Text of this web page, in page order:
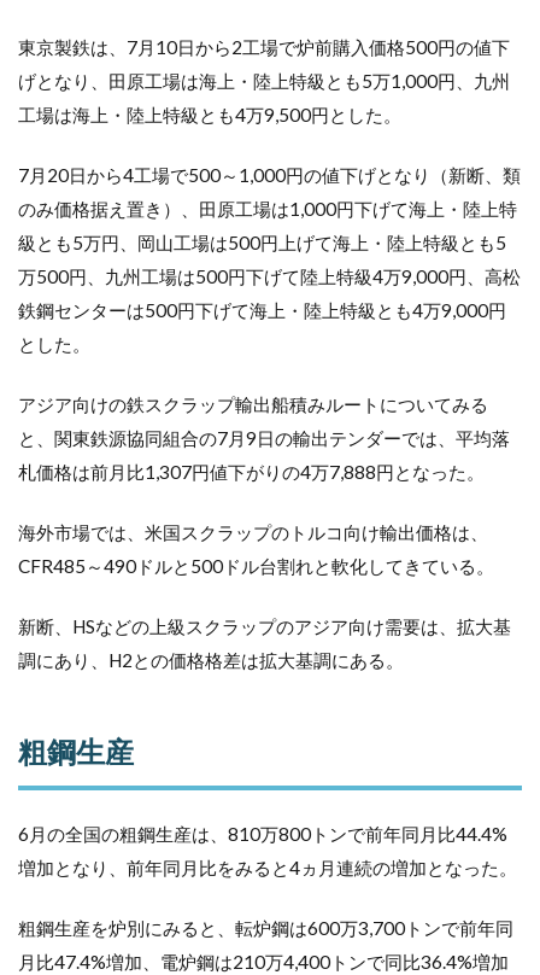
非
鉄
3.1
資源
市場]
3.1.1
3.1.2
2.鉄鋼
3.1.3
東京製鉄は、7月10日から2工場で炉前購入価格500円の値下
げとなり、田原工場は海上・陸上特級とも5万1,000円、九州
工場は海上・陸上特級とも4万9,500円とした。
7月20日から4工場で500～1,000円の値下げとなり（新断、類
のみ価格据え置き）、田原工場は1,000円下げて海上・陸上特
級とも5万円、岡山工場は500円上げて海上・陸上特級とも5
万500円、九州工場は500円下げて陸上特級4万9,000円、高松
鉄鋼センターは500円下げて海上・陸上特級とも4万9,000円
とした。
アジア向けの鉄スクラップ輸出船積みルートについてみる
と、関東鉄源協同組合の7月9日の輸出テンダーでは、平均落
札価格は前月比1,307円値下がりの4万7,888円となった。
海外市場では、米国スクラップのトルコ向け輸出価格は、
CFR485～490ドルと500ドル台割れと軟化してきている。
新断、HSなどの上級スクラップのアジア向け需要は、拡大基
調にあり、H2との価格格差は拡大基調にある。
粗鋼生産
6月の全国の粗鋼生産は、810万800トンで前年同月比44.4%
増加となり、前年同月比をみると4ヵ月連続の増加となった。
粗鋼生産を炉別にみると、転炉鋼は600万3,700トンで前年同
月比47.4%増加、電炉鋼は210万4,400トンで同比36.4%増加